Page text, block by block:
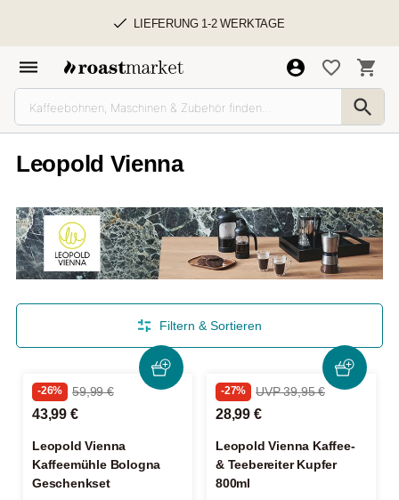
LIEFERUNG 1-2 WERKTAGE
Leopold Vienna
Filtern & Sortieren
-26% 59,99 €
43,99 €
Leopold Vienna
Kaffeemühle Bologna
Geschenkset
-27% UVP 39,95 €
28,99 €
Leopold Vienna Kaffee-
& Teebereiter Kupfer
800ml